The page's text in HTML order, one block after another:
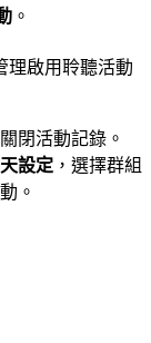
。
理啟用聆聽活動
閉活動記錄。
設定 ，選擇群組
。